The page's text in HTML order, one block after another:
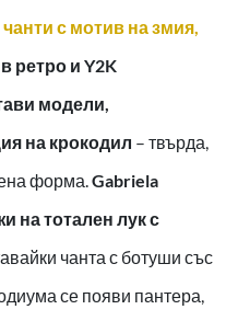
чанти с мотив на змия,
ретро и Y2K
модели,
на крокодил – твърда,
форма. Gabriela
на тотален лук с
чанта с ботуши със
се появи пантера,